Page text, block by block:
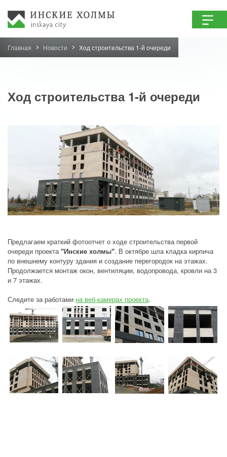
Главная Новости Ход строительства 1-й очереди
Ход строительства 1-й очереди
Предлагаем краткий фотоотчет о ходе строительства первой
очереди проекта"Инские холмы". В октябре шла кладка кирпича
по внешнему контуру здания и создание перегородок на этажах.
Продолжается монтаж окон, вентиляции, водопровода, кровли на 3
и 7 этажах.
Следите за работами на веб-камерах проекта.